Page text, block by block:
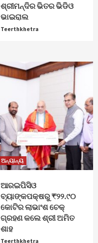
ଶ୍ରୀମନ୍ଦିର ଭିତର ଭିଡିଓ
ଭାଇରାଲ
Teerthkhetra
ଅନ୍ୟାନ୍ୟ
ଆରଇପିସିଓ
ବ୍ୟାଙ୍କପକ୍ଷରୁ ₹୨୨.୯୦
କୋଟିର ଲାଭାଂଶ ଚେକ୍
ଗ୍ରହଣ କଲେ ଶ୍ରୀ ଅମିତ
ଶାହ
Teerthkhetra